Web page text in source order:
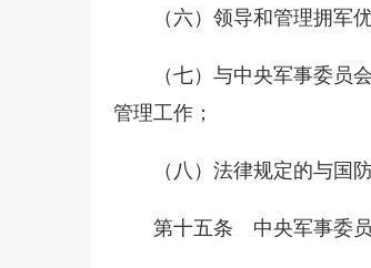
（六）领导和管理拥军
（七）与中央军事委
管理工作；
（八）法律规定的与国
第十五条 中央军事委员